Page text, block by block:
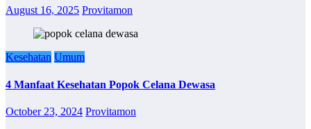
August 16, 2025 Provitamon
Kesehatan Umum
4 Manfaat Kesehatan Popok Celana Dewasa
October 23, 2024 Provitamon